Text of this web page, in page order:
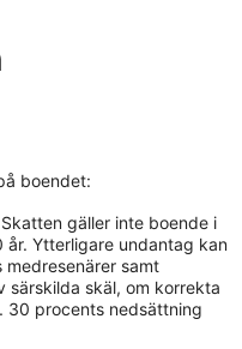
boendet:
gäller inte boende i
år. Ytterligare undantag kan
samt
särskilda skäl, om korrekta
30 procents nedsättning